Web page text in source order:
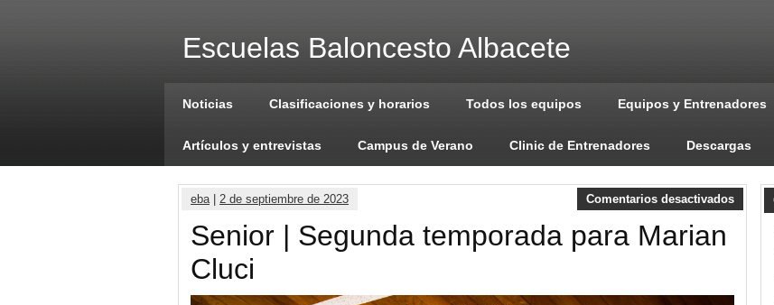
Escuelas Baloncesto Albacete
Noticias Clasificaciones y horarios Todos los equipos Equipos y Entrenadores
Artículos y entrevistas Campus de Verano Clinic de Entrenadores Descargas
eba| 2 de septiembre de 2023 Comentarios desactivados
Senior | Segunda temporada para Marian
Cluci